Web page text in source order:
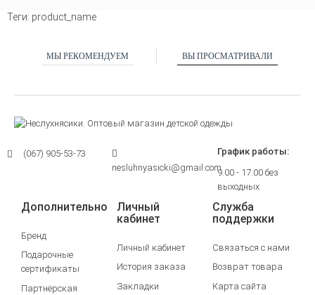
Теги: product_name
МЫ РЕКОМЕНДУЕМ ВЫ ПРОСМАТРИВАЛИ
(067) 905-53-73
nesluhnyasicki@gmail.com
График работы:
9.00 - 17.00 без
выходных
Дополнительно
Бренд
Подарочные
сертификаты
Партнёрская
Личный
кабинет
Личный кабинет
История заказа
Закладки
Служба
поддержки
Связаться с нами
Возврат товара
Карта сайта